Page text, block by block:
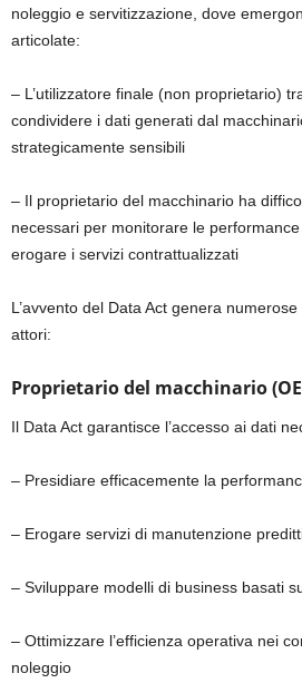
noleggio e servitizzazione, dove
articolate:
– L’utilizzatore finale (non proprietario)
condividere i dati generati dal
strategicamente sensibili
– Il proprietario del macchinario ha
necessari per monitorare le
erogare i servizi contrattualizzati
L’avvento del Data Act genera
attori:
Proprietario del macchinario
Il Data Act garantisce l’accesso ai dati
– Presidiare efficacemente la
– Erogare servizi di manutenzione
– Sviluppare modelli di business basati
– Ottimizzare l’efficienza operativa nei
noleggio